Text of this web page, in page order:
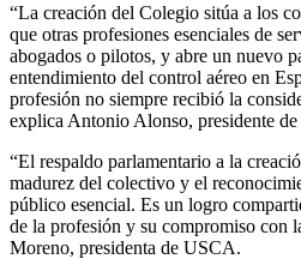
“La creación del Colegio sitúa a los
que otras profesiones esenciales de
abogados o pilotos, y abre un nuevo
entendimiento del control aéreo en
profesión no siempre recibió la
explica Antonio Alonso, presidente
“El respaldo parlamentario a la
madurez del colectivo y el
público esencial. Es un logro
de la profesión y su compromiso con
Moreno, presidenta de USCA.